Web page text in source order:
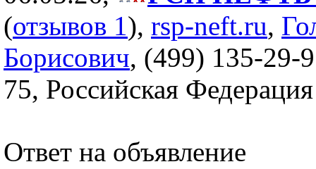
(отзывов 1), rsp-neft.ru,
Борисович, (499) 135-29-
75, Российская Федерация
Ответ на объявление